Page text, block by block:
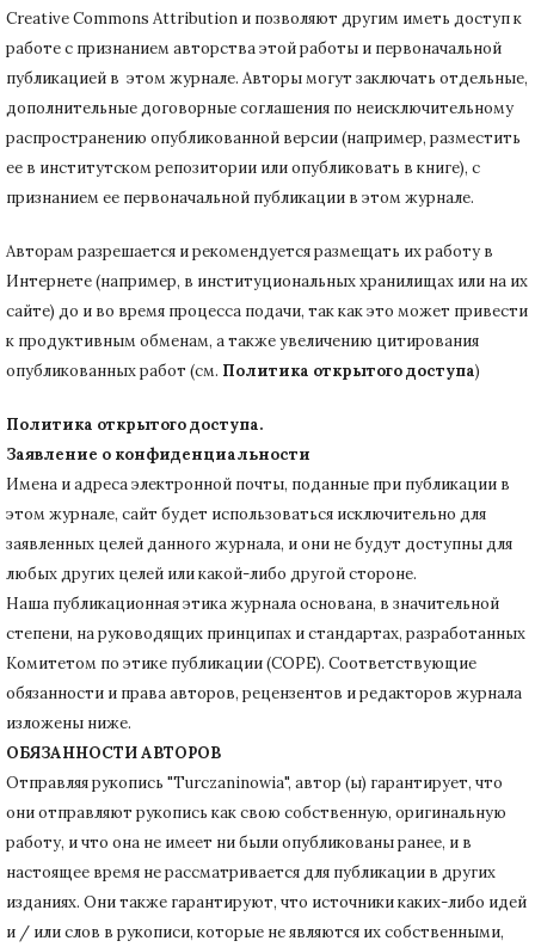
Creative Commons Attribution и позволяют другим иметь доступ к
работе с признанием авторства этой работы и первоначальной
публикацией в этом журнале. Авторы могут заключать отдельные,
дополнительные договорные соглашения по неисключительному
распространению опубликованной версии (например, разместить
ее в институтском репозитории или опубликовать в книге), с
признанием ее первоначальной публикации в этом журнале.
Авторам разрешается и рекомендуется размещать их работу в
Интернете (например, в институциональных хранилищах или на их
сайте) до и во время процесса подачи, так как это может привести
к продуктивным обменам, а также увеличению цитирования
опубликованных работ (см. Политика открытого доступа)
Политика открытого доступа.
Заявление о конфиденциальности
Имена и адреса электронной почты, поданные при публикации в
этом журнале, сайт будет использоваться исключительно для
заявленных целей данного журнала, и они не будут доступны для
любых других целей или какой-либо другой стороне.
Наша публикационная этика журнала основана, в значительной
степени, на руководящих принципах и стандартах, разработанных
Комитетом по этике публикации (COPE). Соответствующие
обязанности и права авторов, рецензентов и редакторов журнала
изложены ниже.
ОБЯЗАННОСТИ АВТОРОВ
Отправляя рукопись "Turczaninowia", автор (ы) гарантирует, что
они отправляют рукопись как свою собственную, оригинальную
работу, и что она не имеет ни были опубликованы ранее, и в
настоящее время не рассматривается для публикации в других
изданиях. Они также гарантируют, что источники каких-либо идей
и / или слов в рукописи, которые не являются их собственными,